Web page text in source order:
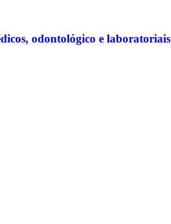
odontológico e laboratoriais